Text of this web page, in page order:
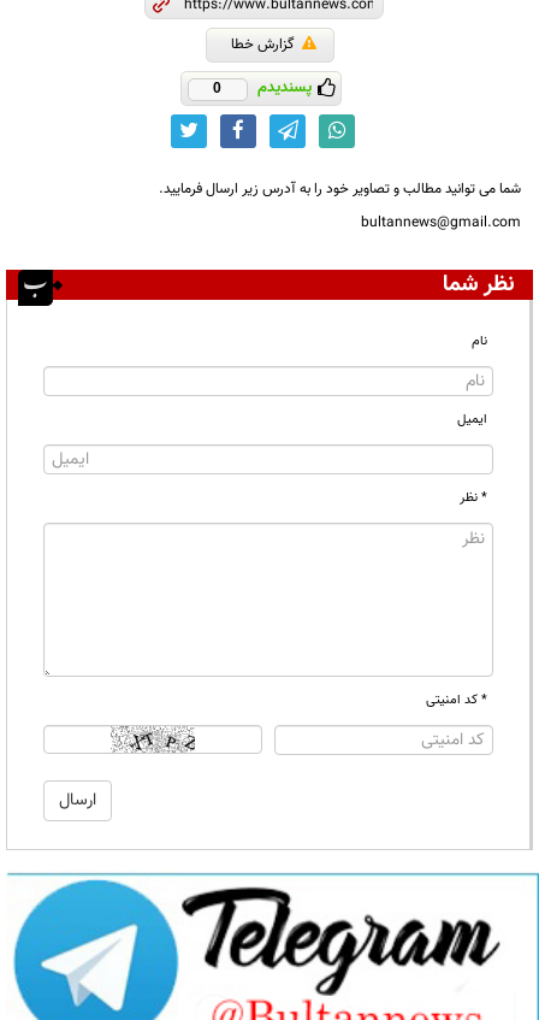
گزارش خطا
پسندیدم 0
شما می توانید مطالب و تصاویر خود را به آدرس زیر ارسال فرمایید.
bultannews@gmail.com
نظر شما
نام
ایمیل
* نظر
* کد امنیتی